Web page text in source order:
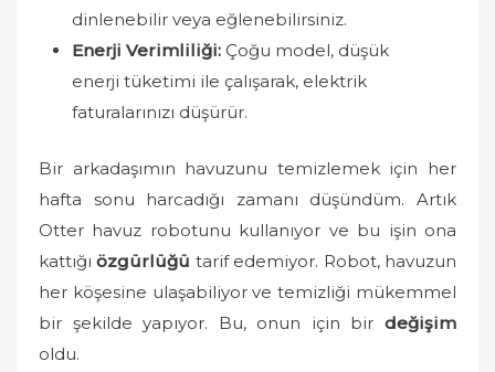
dinlenebilir veya eğlenebilirsiniz.
Enerji Verimliliği: Çoğu model, düşük
enerji tüketimi ile çalışarak, elektrik
faturalarınızı düşürür.
Bir arkadaşımın havuzunu temizlemek için her
hafta sonu harcadığı zamanı düşündüm. Artık
Otter havuz robotunu kullanıyor ve bu işin ona
kattığıözgürlüğü tarif edemiyor. Robot, havuzun
her köşesine ulaşabiliyor ve temizliği mükemmel
bir şekilde yapıyor. Bu, onun için bir değişim
oldu.